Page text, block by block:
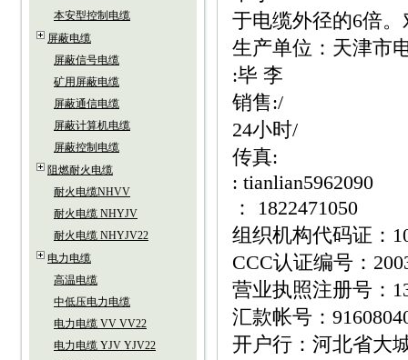
本安型控制电缆
屏蔽电缆
屏蔽信号电缆
矿用屏蔽电缆
屏蔽通信电缆
屏蔽计算机电缆
屏蔽控制电缆
阻燃耐火电缆
耐火电缆NHVV
耐火电缆 NHYJV
耐火电缆 NHYJV22
电力电缆
高温电缆
中低压电力电缆
电力电缆 VV VV22
电力电缆 YJV YJV22
于电缆外径的6倍
生产单位：天津市
:毕 李
销售:/
24小时/
传真:
: tianlian5962090
： 1822471050
组织机构代码证：
CCC认证编号：
营业执照注册号：
汇款帐号：
开户行：河北省大